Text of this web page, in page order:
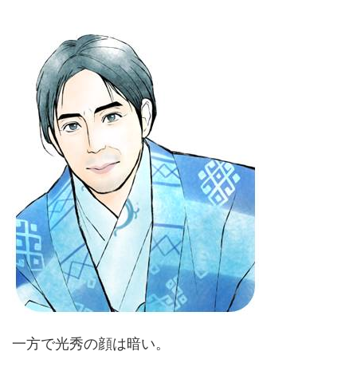
一方で光秀の顔は暗い。